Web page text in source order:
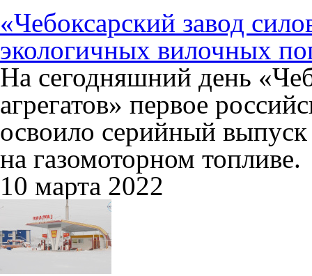
«Чебоксарский завод
экологичных вилочных
На сегодняшний день
агрегатов» первое
освоило серийный
на газомоторном топливе.
10 марта 2022